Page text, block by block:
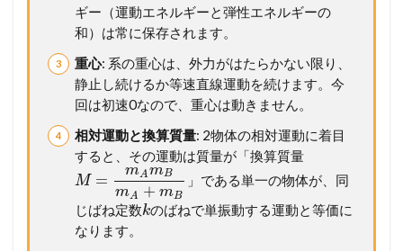
で
徹
底
ガ
イ
ド
2.3
ま
と
め
ギー（運動エネルギーと弾性エネルギーの
和）は常に保存されます。
重心: 系の重心は、外力がはたらかない限り、
静止し続けるか等速直線運動を続けます。今
回は初速0なので、重心は動きません。
相対運動と換算質量: 2物体の相対運動に着目
すると、その運動は質量が「換算質量
M =
mAmB
mA + mB
」である単一の物体が、同
じばね定数kのばねで単振動する運動と等価に
なります。